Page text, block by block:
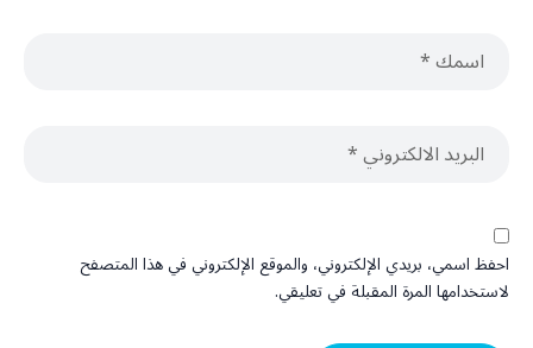
احفظ اسمي، بريدي الإلكتروني، والموقع الإلكتروني في هذا المتصفح
لاستخدامها المرة المقبلة في تعليقي.